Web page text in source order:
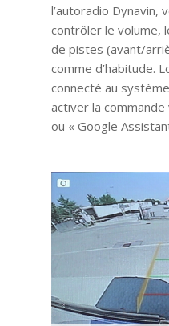
l’autoradio Dynavin,
contrôler le volume,
de pistes (avant/
comme d’habitude.
connecté au
activer la commande
ou « Google